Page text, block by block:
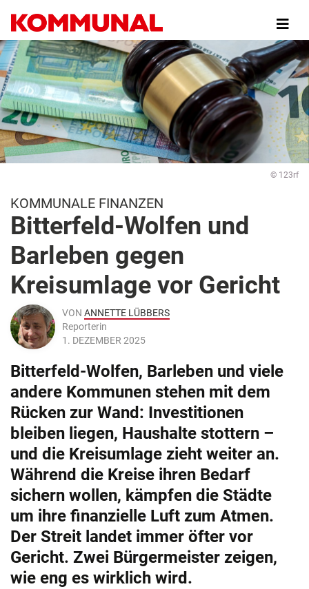
zum
Inhalt
© 123rf
KOMMUNALE FINANZEN
Bitterfeld-Wolfen und
Barleben gegen
Kreisumlage vor Gericht
VON ANNETTE LÜBBERS
Reporterin
1. DEZEMBER 2025
Bitterfeld-Wolfen, Barleben und viele
andere Kommunen stehen mit dem
Rücken zur Wand: Investitionen
bleiben liegen, Haushalte stottern –
und die Kreisumlage zieht weiter an.
Während die Kreise ihren Bedarf
sichern wollen, kämpfen die Städte
um ihre finanzielle Luft zum Atmen.
Der Streit landet immer öfter vor
Gericht. Zwei Bürgermeister zeigen,
wie eng es wirklich wird.